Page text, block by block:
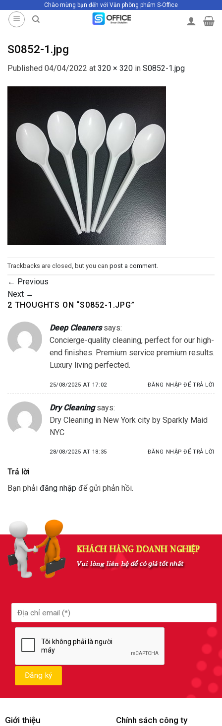
Chào mừng bạn đến với Văn phòng phẩm S-Office
S0852-1.jpg
Published 04/04/2022 at 320 × 320 in S0852-1.jpg
Trackbacks are closed, but you can post a comment
← Previous
Next →
2 THOUGHTS ON “S0852-1.JPG”
Deep Cleaners says:
Concierge-quality cleaning, perfect for our high-
end finishes. Premium service premium results.
Luxury living perfected.
25/08/2025 AT 17:02 ĐĂNG NHẬP ĐỂ TRẢ LỜI
Dry Cleaning says:
Dry Cleaning in New York city by Sparkly Maid
NYC
28/08/2025 AT 18:35 ĐĂNG NHẬP ĐỂ TRẢ LỜI
Trả lời
Bạn phải đăng nhập để gửi phản hồi.
Giới thiệu Chính sách công ty